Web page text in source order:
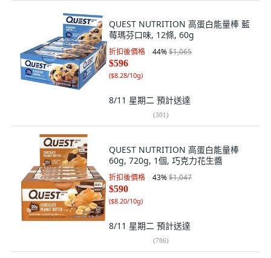
QUEST NUTRITION 高蛋白能量棒 藍
莓瑪芬口味, 12條, 60g
折扣後價格 44%$1,065
$596
($8.28/10g)
8/11 星期二 預計送達
(301)
QUEST NUTRITION 高蛋白能量棒
60g, 720g, 1個, 巧克力花生醬
折扣後價格 43%$1,047
$590
($8.20/10g)
8/11 星期二 預計送達
(786)